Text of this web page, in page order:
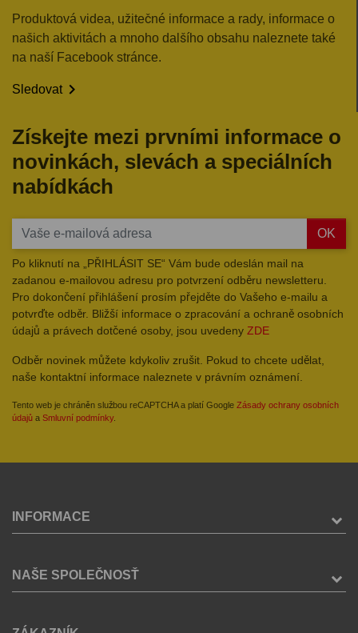
Produktová videa, užitečné informace a rady, informace o
našich aktivitách a mnoho dalšího obsahu naleznete také
na naší Facebook stránce.
Sledovat
Získejte mezi prvními informace o
novinkách, slevách a speciálních
nabídkách
OK
Po kliknutí na „PŘIHLÁSIT SE“ Vám bude odeslán mail na
zadanou e-mailovou adresu pro potvrzení odběru newsletteru.
Pro dokončení přihlášení prosím přejděte do Vašeho e-mailu a
potvrďte odběr. Bližší informace o zpracování a ochraně osobních
údajů a právech dotčené osoby, jsou uvedeny ZDE
Odběr novinek můžete kdykoliv zrušit. Pokud to chcete udělat,
naše kontaktní informace naleznete v právním oznámení.
Tento web je chráněn službou reCAPTCHA a platí Google Zásady ochrany osobních
údajů a Smluvní podmínky.
INFORMACE
NAŠE SPOLEČNOSŤ